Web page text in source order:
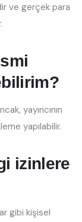
ve gerçek para
yayıncının
yapılabilir.
izinlere
gibi kişisel